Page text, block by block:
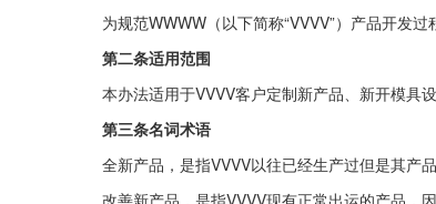
为规范WWWW（以下简称“VVVV”）产品开发过
第二条适用范围
本办法适用于VVVV客户定制新产品、新开模具设
第三条名词术语
全新产品，是指VVVV以往已经生产过但是其产